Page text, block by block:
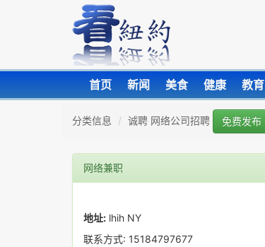
首页 新闻 美食 健康 教育
分类信息 诚聘 网络公司招聘 免费发布
网络兼职
地址: lhih NY
联系方式: 15184797677